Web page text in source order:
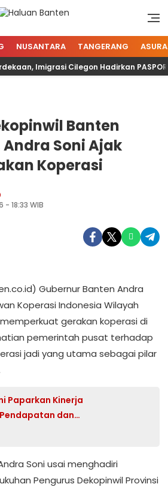
NUSANTARA TANGERANG
Imigrasi Cilegon Hadirkan
Banten
Soni Ajak
Koperasi
- 18:33 WIB
Gubernur Banten Andra
Koperasi Indonesia Wilayah
gerakan koperasi di
pemerintah pusat terhadap
jadi yang utama sebagai pilar
Paparkan Kinerja
dan
Soni usai menghadiri
Pengurus Dekopinwil Provinsi